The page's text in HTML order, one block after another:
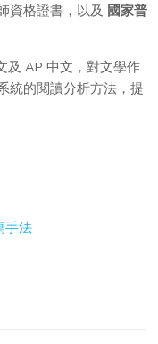
資格證書，以及 國家普
及 AP 中文，對文學作
統的閱讀分析方法，提
手法